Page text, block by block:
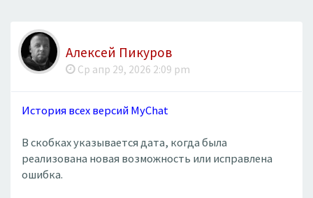
Алексей Пикуров
Ср апр 29, 2026 2:09 pm
История всех версий MyChat
В скобках указывается дата, когда была
реализована новая возможность или исправлена
ошибка.